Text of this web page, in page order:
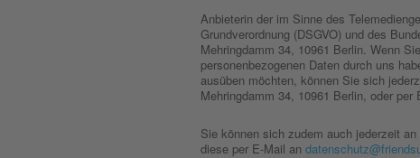
Anbieterin der im Sinne des
Grundverordnung (DSGVO) und des
Mehringdamm 34, 10961 Berlin. Wenn
personenbezogenen Daten durch uns
ausüben möchten, können Sie sich
Mehringdamm 34, 10961 Berlin, oder per
Sie können sich zudem auch jederzeit
diese per E-Mail an